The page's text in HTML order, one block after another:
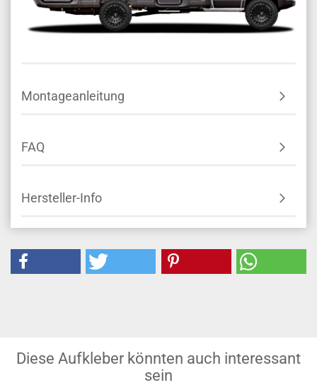
Montageanleitung
FAQ
Hersteller-Info
Diese Aufkleber könnten auch interessant
sein